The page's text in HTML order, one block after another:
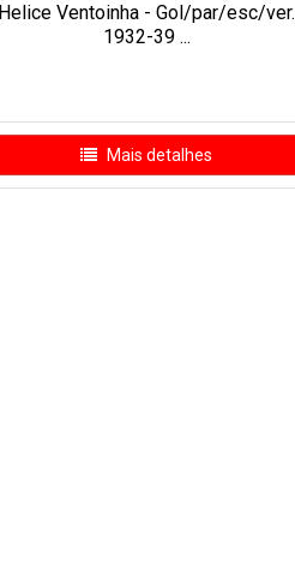
Helice Ventoinha - Gol/par/esc/ver.
1932-39 ...
Mais detalhes